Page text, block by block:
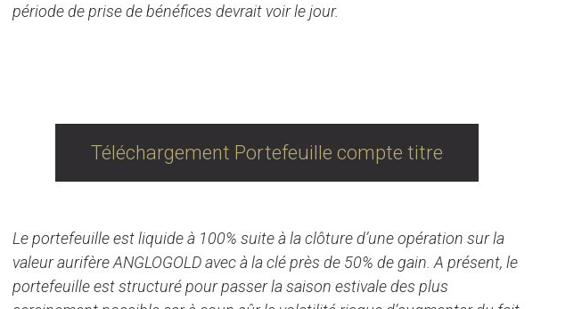
période de prise de bénéfices devrait voir le jour.
Téléchargement Portefeuille compte titre
Le portefeuille est liquide à 100% suite à la clôture d’une opération sur la
valeur aurifère ANGLOGOLD avec à la clé près de 50% de gain. A présent, le
portefeuille est structuré pour passer la saison estivale des plus